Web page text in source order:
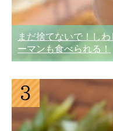
まだ捨てないで！し
ーマンも食べられる！